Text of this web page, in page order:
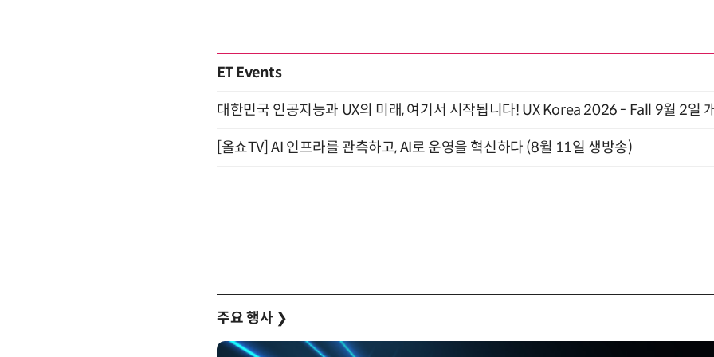
ET Events
대한민국 인공지능과 UX의 미래, 여기서 시작됩니다! UX Korea 2026 - Fall 9월 2일
[올쇼TV] AI 인프라를 관측하고, AI로 운영을 혁신하다 (8월 11일 생방송)
주요 행사 ❯